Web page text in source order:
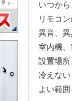
いつか
リモコ
異音、
室内機
設置場
冷えな
よい範